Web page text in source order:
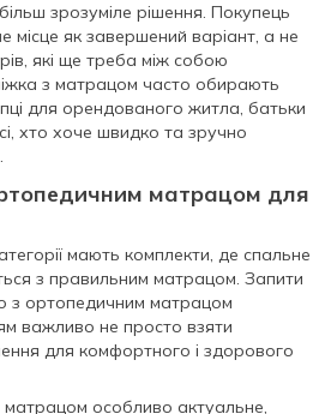
зрозуміле рішення. Покупець
місце як завершений варіант, а не
які ще треба між собою
з матрацом часто обирають
для орендованого житла, батьки
хто хоче швидко та зручно
матрацом для
мають комплекти, де спальне
з правильним матрацом. Запити
з ортопедичним матрацом
важливо не просто взяти
для комфортного і здорового
особливо актуальне,